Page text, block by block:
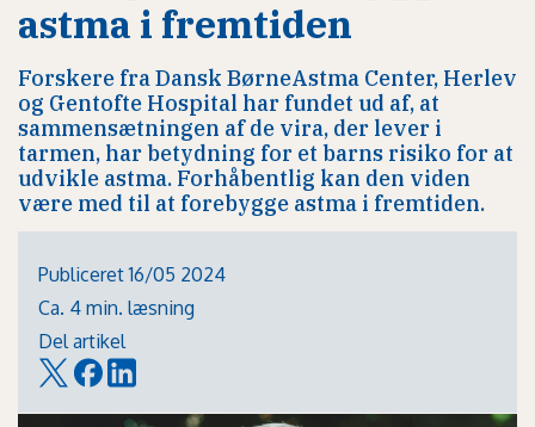
astma i fremtiden
Forskere fra Dansk BørneAstma Center, Herlev
og Gentofte Hospital har fundet ud af, at
sammensætningen af de vira, der lever i
tarmen, har betydning for et barns risiko for at
udvikle astma. Forhåbentlig kan den viden
være med til at forebygge astma i fremtiden.
Publiceret 16/05 2024
Ca. 4 min. læsning
Del artikel